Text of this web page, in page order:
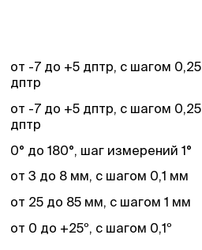
от -7 до +5 дптр, с шагом 0,25
дптр
от -7 до +5 дптр, с шагом 0,25
дптр
0° до 180°, шаг измерений 1°
от 3 до 8 мм, с шагом 0,1 мм
от 25 до 85 мм, с шагом 1 мм
от 0 до +25º, с шагом 0,1º